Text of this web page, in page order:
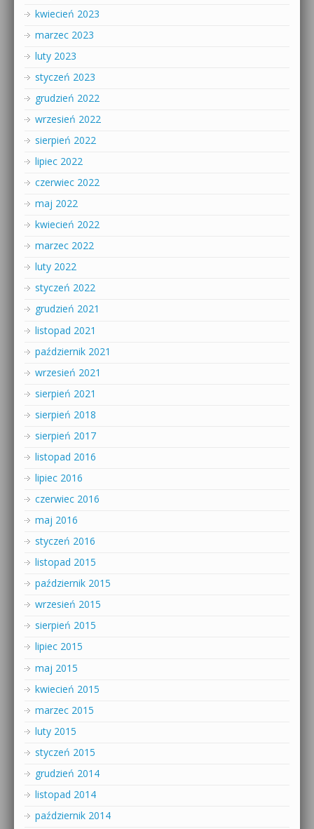
kwiecień 2023
marzec 2023
luty 2023
styczeń 2023
grudzień 2022
wrzesień 2022
sierpień 2022
lipiec 2022
czerwiec 2022
maj 2022
kwiecień 2022
marzec 2022
luty 2022
styczeń 2022
grudzień 2021
listopad 2021
październik 2021
wrzesień 2021
sierpień 2021
sierpień 2018
sierpień 2017
listopad 2016
lipiec 2016
czerwiec 2016
maj 2016
styczeń 2016
listopad 2015
październik 2015
wrzesień 2015
sierpień 2015
lipiec 2015
maj 2015
kwiecień 2015
marzec 2015
luty 2015
styczeń 2015
grudzień 2014
listopad 2014
październik 2014